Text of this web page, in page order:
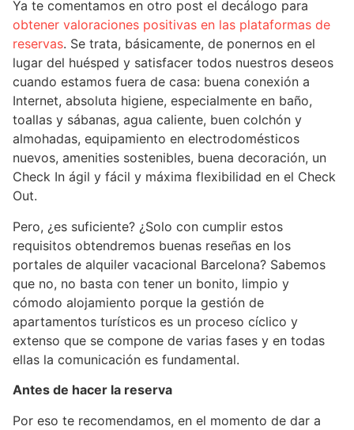
Ya te comentamos en otro post el decálogo para
obtener valoraciones positivas en las plataformas de
reservas. Se trata, básicamente, de ponernos en el
lugar del huésped y satisfacer todos nuestros deseos
cuando estamos fuera de casa: buena conexión a
Internet, absoluta higiene, especialmente en baño,
toallas y sábanas, agua caliente, buen colchón y
almohadas, equipamiento en electrodomésticos
nuevos, amenities sostenibles, buena decoración, un
Check In ágil y fácil y máxima flexibilidad en el Check
Out.
Pero, ¿es suficiente? ¿Solo con cumplir estos
requisitos obtendremos buenas reseñas en los
portales de alquiler vacacional Barcelona? Sabemos
que no, no basta con tener un bonito, limpio y
cómodo alojamiento porque la gestión de
apartamentos turísticos es un proceso cíclico y
extenso que se compone de varias fases y en todas
ellas la comunicación es fundamental.
Antes de hacer la reserva
Por eso te recomendamos, en el momento de dar a